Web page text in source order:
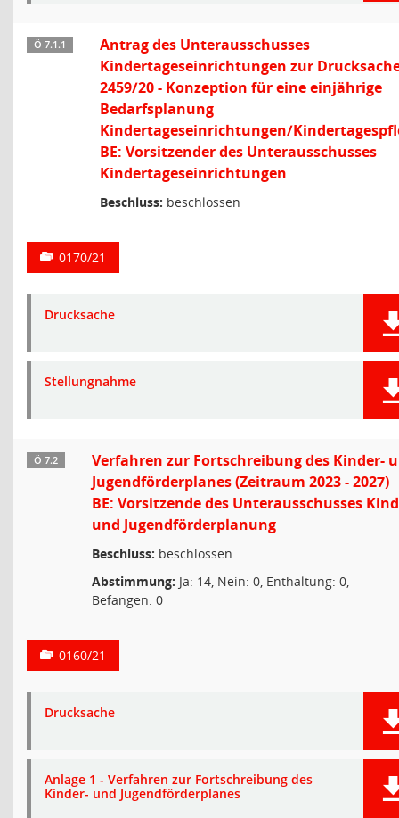
Ö 7.1.1
Antrag des Unterausschusses
Kindertageseinrichtungen zur
2459/20 - Konzeption für eine einjährige
Bedarfsplanung
Kindertageseinrichtungen/
BE: Vorsitzender des Unterausschusses
Kindertageseinrichtungen
Beschluss: beschlossen
0170/21
Drucksache
Stellungnahme
Ö 7.2
Verfahren zur Fortschreibung des Kinder-
Jugendförderplanes (Zeitraum 2023 - 2027)
BE: Vorsitzende des Unterausschusses
und Jugendförderplanung
Beschluss: beschlossen
Abstimmung: Ja: 14, Nein: 0, Enthaltung: 0,
Befangen: 0
0160/21
Drucksache
Anlage 1 - Verfahren zur Fortschreibung des
Kinder- und Jugendförderplanes